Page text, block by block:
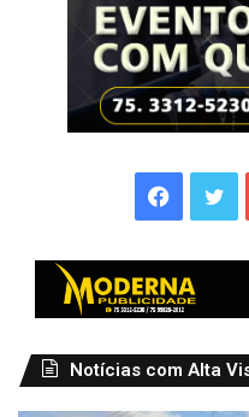
Notícias com Alta